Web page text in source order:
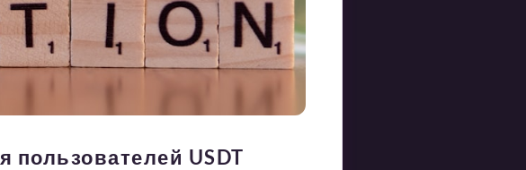
пользователей USDT